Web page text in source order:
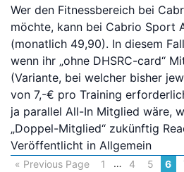
Wer den Fitnessbereich bei
möchte, kann bei Cabrio Sport
(monatlich 49,90). In diesem
wenn ihr „ohne DHSRC-card“
(Variante, bei welcher bisher
von 7,-€ pro Training
ja parallel All-In Mitglied wäre,
„Doppel-Mitglied“ zukünftig
Veröffentlicht in Allgemein
« Previous Page 1 … 4 5 6